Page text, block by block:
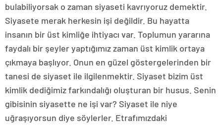
bulabiliyorsak o zaman siyaseti kavrıyoruz demektir.
Siyasete merak herkesin işi değildir. Bu hayatta
insanın bir üst kimliğe ihtiyacı var. Toplumun yararına
faydalı bir şeyler yaptığımız zaman üst kimlik ortaya
çıkmaya başlıyor. Onun en güzel göstergelerinden bir
tanesi de siyaset ile ilgilenmektir. Siyaset bizim üst
kimlik dediğimiz farkındalığı oluşturan bir husus. Senin
gibisinin siyasette ne işi var? Siyaset ile niye
uğraşıyorsun diye söylerler. Etrafımızdaki